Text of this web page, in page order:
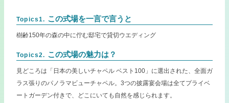
Topics1. この式場を一言で言うと
樹齢150年の森の中に佇む邸宅で貸切ウエディング
Topics2. この式場の魅力は？
見どころは「日本の美しいチャペル ベスト100」に選出された、全面ガ
ラス張りのパノラマビューチャペル。3つの披露宴会場は全てプライベ
ートガーデン付きで、どこにいても自然を感じられます。